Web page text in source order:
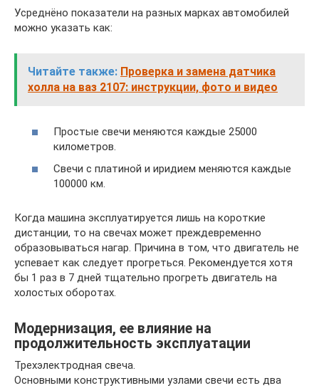
Усреднёно показатели на разных марках автомобилей
можно указать как:
Читайте также: Проверка и замена датчика
холла на ваз 2107: инструкции, фото и видео
Простые свечи меняются каждые 25000
километров.
Свечи с платиной и иридием меняются каждые
100000 км.
Когда машина эксплуатируется лишь на короткие
дистанции, то на свечах может преждевременно
образовываться нагар. Причина в том, что двигатель не
успевает как следует прогреться. Рекомендуется хотя
бы 1 раз в 7 дней тщательно прогреть двигатель на
холостых оборотах.
Модернизация, ее влияние на
продолжительность эксплуатации
Трехэлектродная свеча.
Основными конструктивными узлами свечи есть два